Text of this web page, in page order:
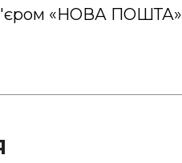
«НОВА ПОШТА»